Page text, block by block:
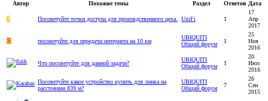
Автор
Похожие темы Раздел Ответов Дата
L Посоветуйте точки доступа для произвдственного цеха. UniFi 1
17
Апр
2017
C посоветуйте для передачи интернета на 10 км
UBIQUITI
Общий форум
1
25
Ноя
2016
Что посоветуйте для данной задачи?
UBIQUITI
Общий форум
1
20
Июл
2016
Посоветуйте какое устройство купить для линка на
расстоянии 839 м?
UBIQUITI
Общий форум
7
26
Сен
2015